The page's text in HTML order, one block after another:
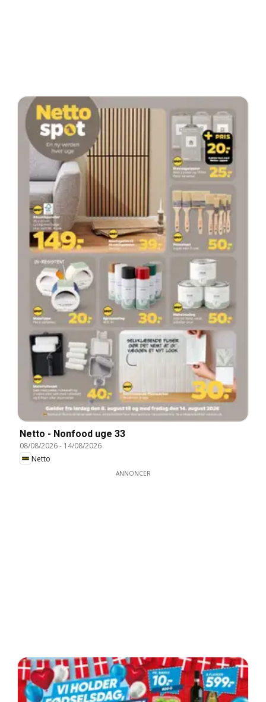
Netto - Nonfood uge 33
08/08/2026- 14/08/2026
Netto
ANNONCER